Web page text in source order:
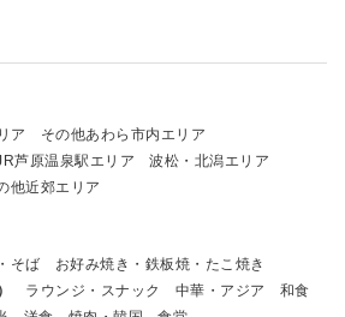
ア
その他あわら市内エリア
芦原温泉駅エリア
波松・北潟エリア
他近郊エリア
そば
お好み焼き・鉄板焼・たこ焼き
ラウンジ・スナック 中華・アジア
和食